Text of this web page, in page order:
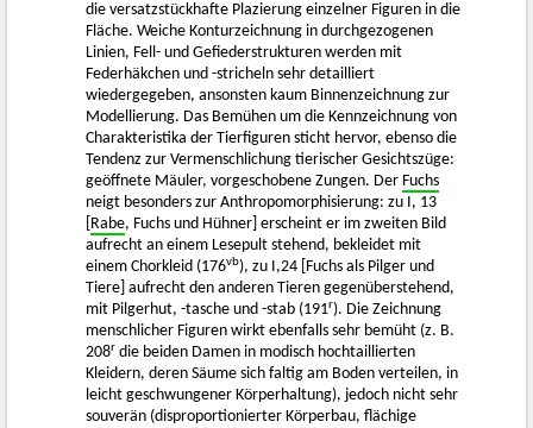
die versatzstückhafte Plazierung einzelner Figuren in die
Fläche. Weiche Konturzeichnung in durchgezogenen
Linien, Fell- und Gefiederstrukturen werden mit
Federhäkchen und -stricheln sehr detailliert
wiedergegeben, ansonsten kaum Binnenzeichnung zur
Modellierung. Das Bemühen um die Kennzeichnung von
Charakteristika der Tierfiguren sticht hervor, ebenso die
Tendenz zur Vermenschlichung tierischer Gesichtszüge:
geöffnete Mäuler, vorgeschobene Zungen. Der Fuchs
neigt besonders zur Anthropomorphisierung: zu I, 13
Rabe, Fuchs und Hühner] erscheint er im zweiten Bild
aufrecht an einem Lesepult stehend, bekleidet mit
einem Chorkleid (176vb), zu I,24 [Fuchs als Pilger und
Tiere] aufrecht den anderen Tieren gegenüberstehend,
mit Pilgerhut, -tasche und -stab (191r). Die Zeichnung
menschlicher Figuren wirkt ebenfalls sehr bemüht (z. B.
208r die beiden Damen in modisch hochtaillierten
Kleidern, deren Säume sich faltig am Boden verteilen, in
leicht geschwungener Körperhaltung), jedoch nicht sehr
souverän (disproportionierter Körperbau, flächige